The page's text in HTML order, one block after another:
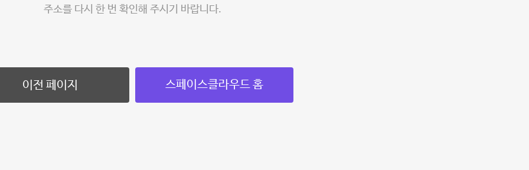
주소를 다시 한 번 확인해 주시기 바랍니다.
이전 페이지 스페이스클라우드 홈